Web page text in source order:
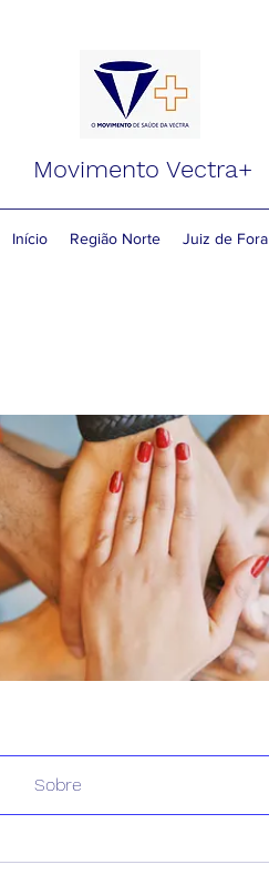
Movimento Vectra+
Início Região Norte Juiz de Fora
Sobre